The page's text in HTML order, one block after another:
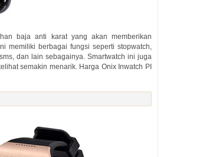
baja anti karat yang akan memberikan
memiliki berbagai fungsi seperti stopwatch,
dan lain sebagainya. Smartwatch ini juga
semakin menarik. Harga Onix Inwatch PI